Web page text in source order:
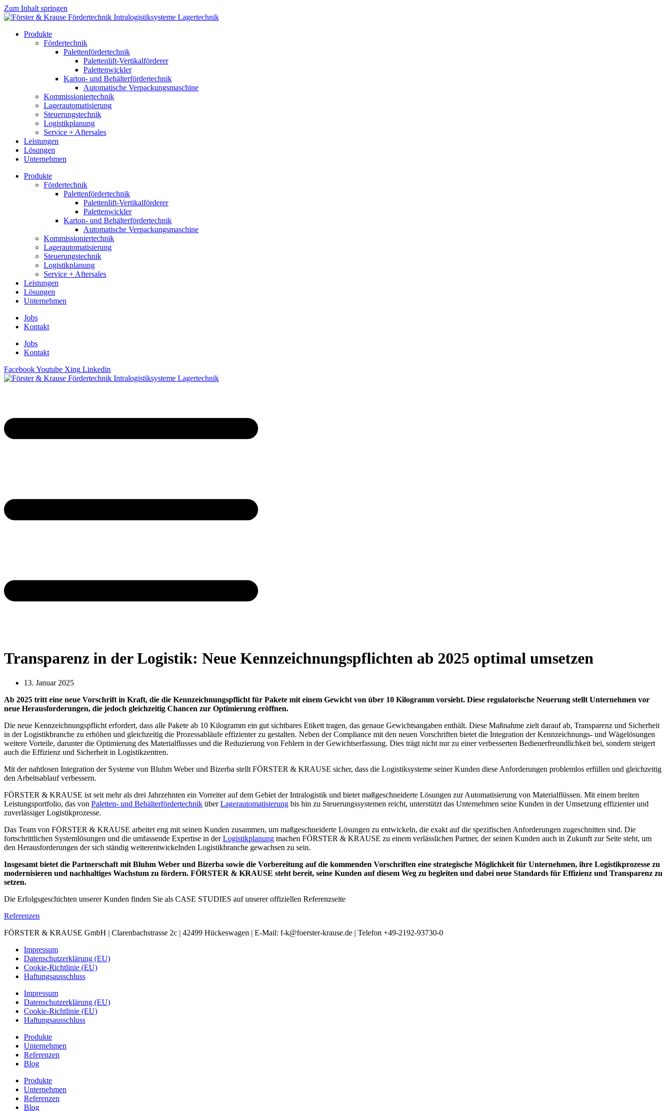
Zum Inhalt springen
Produkte
Fördertechnik
Palettenfördertechnik
Palettenlift-Vertikalförderer
Palettenwickler
Karton- und Behälterfördertechnik
Automatische Verpackungsmaschine
Kommissioniertechnik
Lagerautomatisierung
Steuerungstechnik
Logistikplanung
Service + Aftersales
Leistungen
Lösungen
Unternehmen
Produkte
Fördertechnik
Palettenfördertechnik
Palettenlift-Vertikalförderer
Palettenwickler
Karton- und Behälterfördertechnik
Automatische Verpackungsmaschine
Kommissioniertechnik
Lagerautomatisierung
Steuerungstechnik
Logistikplanung
Service + Aftersales
Leistungen
Lösungen
Unternehmen
Jobs
Kontakt
Jobs
Kontakt
FacebookYoutube Xing Linkedin
Transparenz in der Logistik: Neue Kennzeichnungspflichten ab 2025 optimal umsetzen
13. Januar 2025
Ab 2025 tritt eine neue Vorschrift in Kraft, die die Kennzeichnungspflicht für Pakete mit einem Gewicht von über 10 Kilogramm vorsieht. Diese regulatorische Neuerung stellt Unternehmen vor
neue Herausforderungen, die jedoch gleichzeitig Chancen zur Optimierung eröffnen.
Die neue Kennzeichnungspflicht erfordert, dass alle Pakete ab 10 Kilogramm ein gut sichtbares Etikett tragen, das genaue Gewichtsangaben enthält. Diese Maßnahme zielt darauf ab, Transparenz und Sicherheit
in der Logistikbranche zu erhöhen und gleichzeitig die Prozessabläufe effizienter zu gestalten. Neben der Compliance mit den neuen Vorschriften bietet die Integration der Kennzeichnungs- und Wägelösungen
weitere Vorteile, darunter die Optimierung des Materialflusses und die Reduzierung von Fehlern in der Gewichtserfassung. Dies trägt nicht nur zu einer verbesserten Bedienerfreundlichkeit bei, sondern steigert
auch die Effizienz und Sicherheit in Logistikzentren.
Mit der nahtlosen Integration der Systeme von Bluhm Weber und Bizerba stellt FÖRSTER & KRAUSE sicher, dass die Logistiksysteme seiner Kunden diese Anforderungen problemlos erfüllen und gleichzeitig
den Arbeitsablauf verbessern.
FÖRSTER & KRAUSE ist seit mehr als drei Jahrzehnten ein Vorreiter auf dem Gebiet der Intralogistik und bietet maßgeschneiderte Lösungen zur Automatisierung von Materialflüssen. Mit einem breiten
Leistungsportfolio, das von Paletten- und Behälterfördertechnik überLagerautomatisierung bis hin zu Steuerungssystemen reicht, unterstützt das Unternehmen seine Kunden in der Umsetzung effizienter und
zuverlässiger Logistikprozesse.
Das Team von FÖRSTER & KRAUSE arbeitet eng mit seinen Kunden zusammen, um maßgeschneiderte Lösungen zu entwickeln, die exakt auf die spezifischen Anforderungen zugeschnitten sind. Die
fortschrittlichen Systemlösungen und die umfassende Expertise in derLogistikplanung machen FÖRSTER & KRAUSE zu einem verlässlichen Partner, der seinen Kunden auch in Zukunft zur Seite steht, um
den Herausforderungen der sich ständig weiterentwickelnden Logistikbranche gewachsen zu sein.
Insgesamt bietet die Partnerschaft mit Bluhm Weber und Bizerba sowie die Vorbereitung auf die kommenden Vorschriften eine strategische Möglichkeit für Unternehmen, ihre Logistikprozesse zu
modernisieren und nachhaltiges Wachstum zu fördern. FÖRSTER & KRAUSE steht bereit, seine Kunden auf diesem Weg zu begleiten und dabei neue Standards für Effizienz und Transparenz zu
setzen.
Die Erfolgsgeschichten unserer Kunden finden Sie als CASE STUDIES auf unserer offiziellen Referenzseite
Referenzen
FÖRSTER & KRAUSE GmbH | Clarenbachstrasse 2c | 42499 Hückeswagen | E-Mail: f-k@foerster-krause.de | Telefon +49-2192-93730-0
Impressum
Datenschutzerklärung (EU)
Cookie-Richtlinie (EU)
Haftungsausschluss
Impressum
Datenschutzerklärung (EU)
Cookie-Richtlinie (EU)
Haftungsausschluss
Produkte
Unternehmen
Referenzen
Blog
Produkte
Unternehmen
Referenzen
Blog